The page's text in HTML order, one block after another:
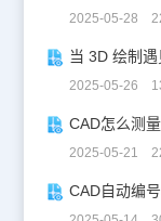
2025-05-28
当 3D 绘制
2025-05-26
CAD怎么测
2025-05-21
CAD自动编